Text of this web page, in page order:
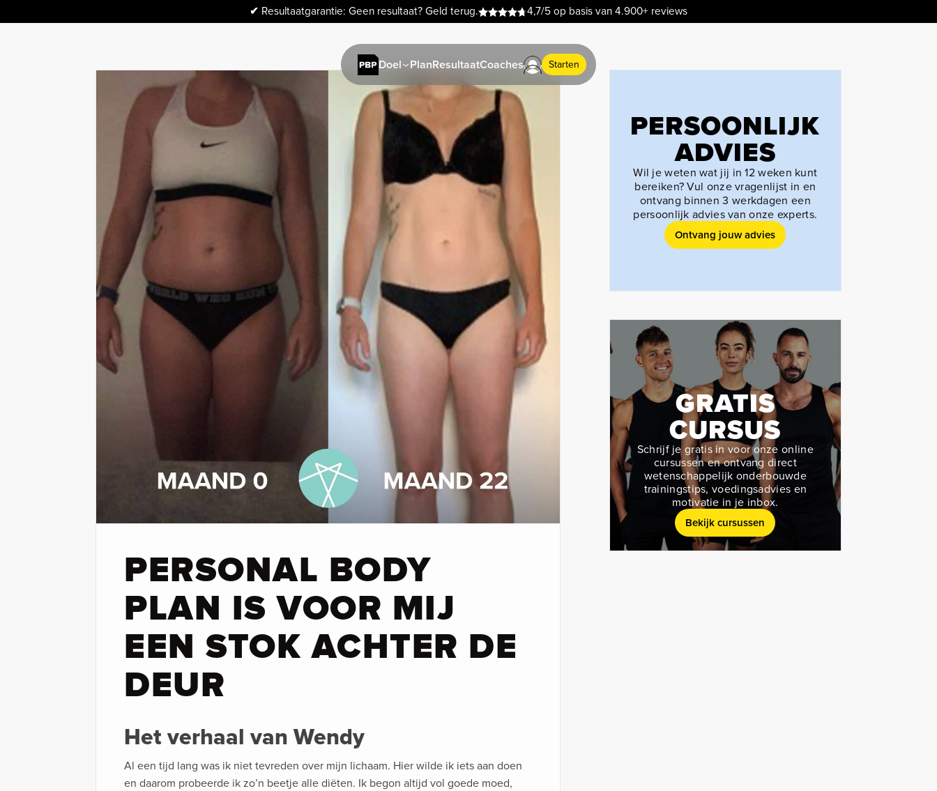
✔ Resultaatgarantie: Geen resultaat? Geld terug. 4,7/5 op basis van 4.900+ reviews
Doel PlanResultaatCoaches Starten
PERSONAL BODY
PLAN IS VOOR MIJ
EEN STOK ACHTER DE
DEUR
Het verhaal van Wendy
Al een tijd lang was ik niet tevreden over mijn lichaam. Hier wilde ik iets aan doen
en daarom probeerde ik zo’n beetje alle diëten. Ik begon altijd vol goede moed,
PERSOONLIJK
ADVIES
Wil je weten wat jij in 12 weken kunt
bereiken? Vul onze vragenlijst in en
ontvang binnen 3 werkdagen een
persoonlijk advies van onze experts.
Ontvang jouw advies
GRATIS
CURSUS
Schrijf je gratis in voor onze online
cursussen en ontvang direct
wetenschappelijk onderbouwde
trainingstips, voedingsadvies en
motivatie in je inbox.
Bekijk cursussen